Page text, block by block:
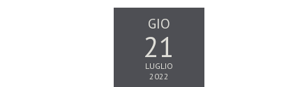
GIO
21
LUGLIO
2022